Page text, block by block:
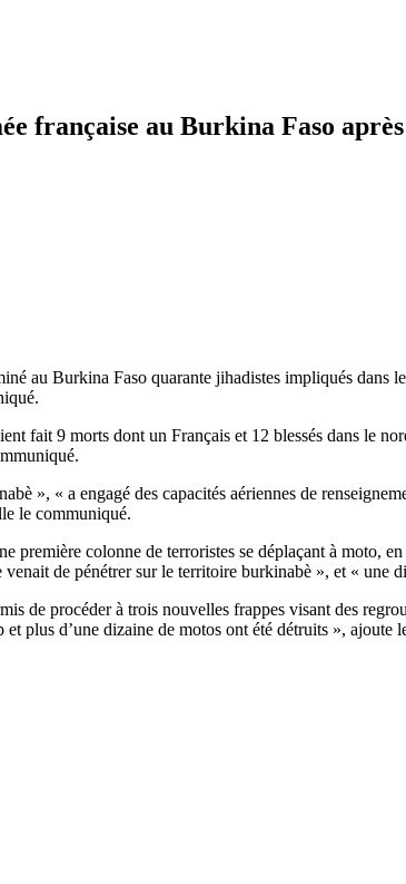
française au Burkina Faso
au Burkina Faso quarante jihadistes impliqués
fait 9 morts dont un Français et 12 blessés dans le
», « a engagé des capacités aériennes de
le communiqué.
première colonne de terroristes se déplaçant à moto,
de pénétrer sur le territoire burkinabè », et « une
de procéder à trois nouvelles frappes visant des
plus d’une dizaine de motos ont été détruits », ajoute